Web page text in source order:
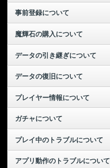
事前登録について
魔輝石の購入について
データの引き継ぎについて
データの復旧について
プレイヤー情報について
ガチャについて
プレイ中のトラブルについて
アプリ動作のトラブルについて